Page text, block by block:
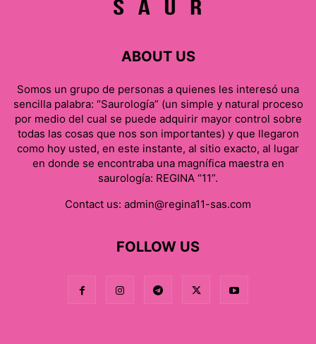
ABOUT US
Somos un grupo de personas a quienes les interesó una
sencilla palabra: “Saurología” (un simple y natural proceso
por medio del cual se puede adquirir mayor control sobre
todas las cosas que nos son importantes) y que llegaron
como hoy usted, en este instante, al sitio exacto, al lugar
en donde se encontraba una magnífica maestra en
saurología: REGINA “11”.
Contact us: admin@regina11-sas.com
FOLLOW US